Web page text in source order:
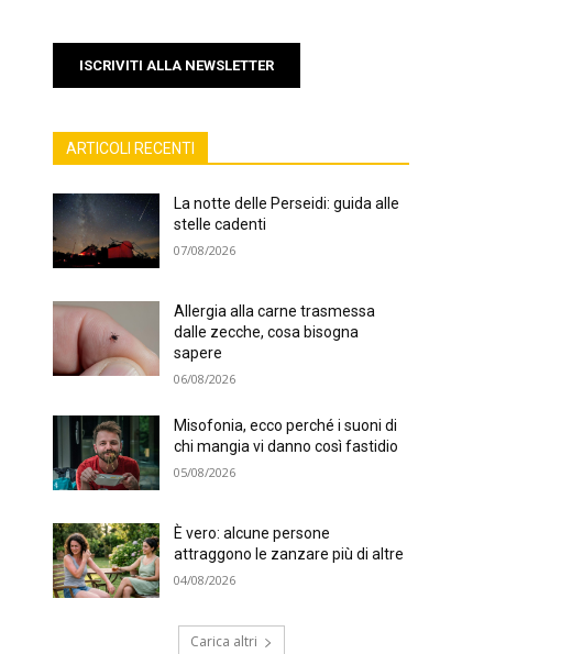
ISCRIVITI ALLA NEWSLETTER
ARTICOLI RECENTI
La notte delle Perseidi: guida alle
stelle cadenti
07/08/2026
Allergia alla carne trasmessa
dalle zecche, cosa bisogna
sapere
06/08/2026
Misofonia, ecco perché i suoni di
chi mangia vi danno così fastidio
05/08/2026
È vero: alcune persone
attraggono le zanzare più di altre
04/08/2026
Carica altri